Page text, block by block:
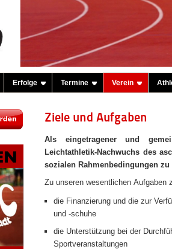
Erfolge Termine Verein
Ziele und Aufgaben
Als eingetragener und
Leichtathletik-Nachwuchs des
sozialen Rahmenbedingungen
Zu unseren wesentlichen Aufgaben
die Finanzierung und die zur
und -schuhe
die Unterstützung bei der
Sportveranstaltungen